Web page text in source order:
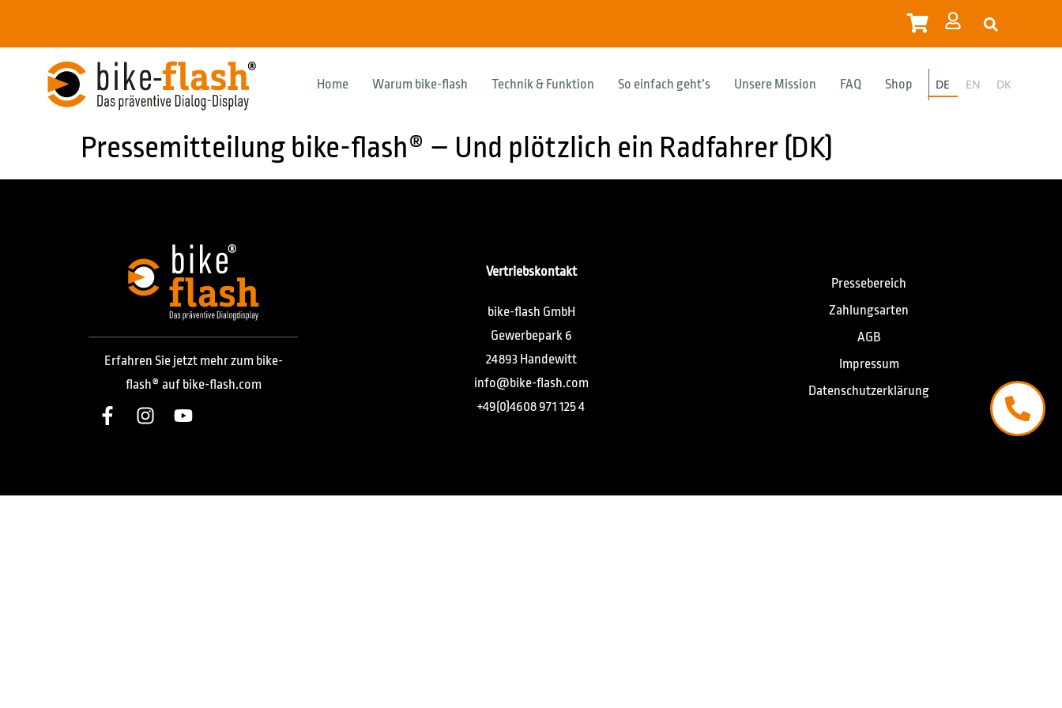
DE EN DK
Home Warum bike-flash Technik & Funktion So einfach geht’s Unsere Mission FAQ Shop
Pressemitteilung bike-flash® – Und plötzlich ein Radfahrer (DK)
Erfahren Sie jetzt mehr zum bike-
flash® auf bike-flash.com
Vertriebskontakt
bike-flash GmbH
Gewerbepark 6
24893 Handewitt
info@bike-flash.com
+49(0)4608 971 125 4
Pressebereich
Zahlungsarten
AGB
Impressum
Datenschutzerklärung